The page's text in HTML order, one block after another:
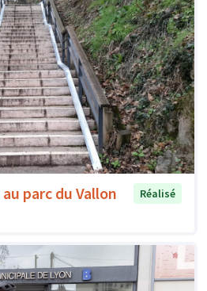
parc du Vallon
Réalisé